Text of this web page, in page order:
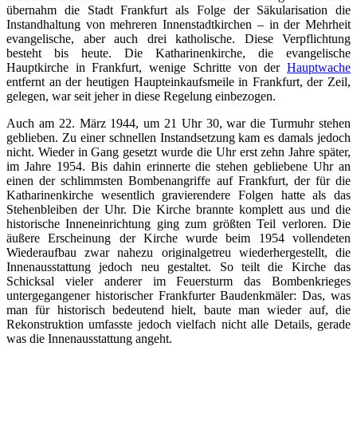
übernahm die Stadt Frankfurt als Folge der Säkularisation die
Instandhaltung von mehreren Innenstadtkirchen – in der Mehrheit
evangelische, aber auch drei katholische. Diese Verpflichtung
besteht bis heute. Die Katharinenkirche, die evangelische
Hauptkirche in Frankfurt, wenige Schritte von der Hauptwache
entfernt an der heutigen Haupteinkaufsmeile in Frankfurt, der Zeil,
gelegen, war seit jeher in diese Regelung einbezogen.
Auch am 22. März 1944, um 21 Uhr 30, war die Turmuhr stehen
geblieben. Zu einer schnellen Instandsetzung kam es damals jedoch
nicht. Wieder in Gang gesetzt wurde die Uhr erst zehn Jahre später,
im Jahre 1954. Bis dahin erinnerte die stehen gebliebene Uhr an
einen der schlimmsten Bombenangriffe auf Frankfurt, der für die
Katharinenkirche wesentlich gravierendere Folgen hatte als das
Stehenbleiben der Uhr. Die Kirche brannte komplett aus und die
historische Inneneinrichtung ging zum größten Teil verloren. Die
äußere Erscheinung der Kirche wurde beim 1954 vollendeten
Wiederaufbau zwar nahezu originalgetreu wiederhergestellt, die
Innenausstattung jedoch neu gestaltet. So teilt die Kirche das
Schicksal vieler anderer im Feuersturm das Bombenkrieges
untergegangener historischer Frankfurter Baudenkmäler: Das, was
man für historisch bedeutend hielt, baute man wieder auf, die
Rekonstruktion umfasste jedoch vielfach nicht alle Details, gerade
was die Innenausstattung angeht.